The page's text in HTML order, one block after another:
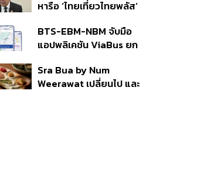
ขายแบบ Small Lot First
หารือ ‘ไทยเที่ยวไทยพลัส’
แสนล้าน มั่นใจงบต่อ ‘ไทย
ช่วยไทย พลัส’ เฟส 2 มี
BTS-EBM-NBM จับมือ
แอปพลิเคชัน ViaBus ยก
รถไฟฟ้า 3 สายแบบเรียล
ไทม์
Sra Bua by Num
Weerawat เปลี่ยนไป และ